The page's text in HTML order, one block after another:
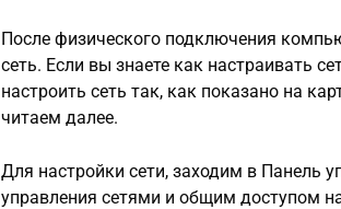
После физического подключения
сеть. Если вы знаете как настраивать
настроить сеть так, как показано на
читаем далее.
Для настройки сети, заходим в Панель
управления сетями и общим доступом